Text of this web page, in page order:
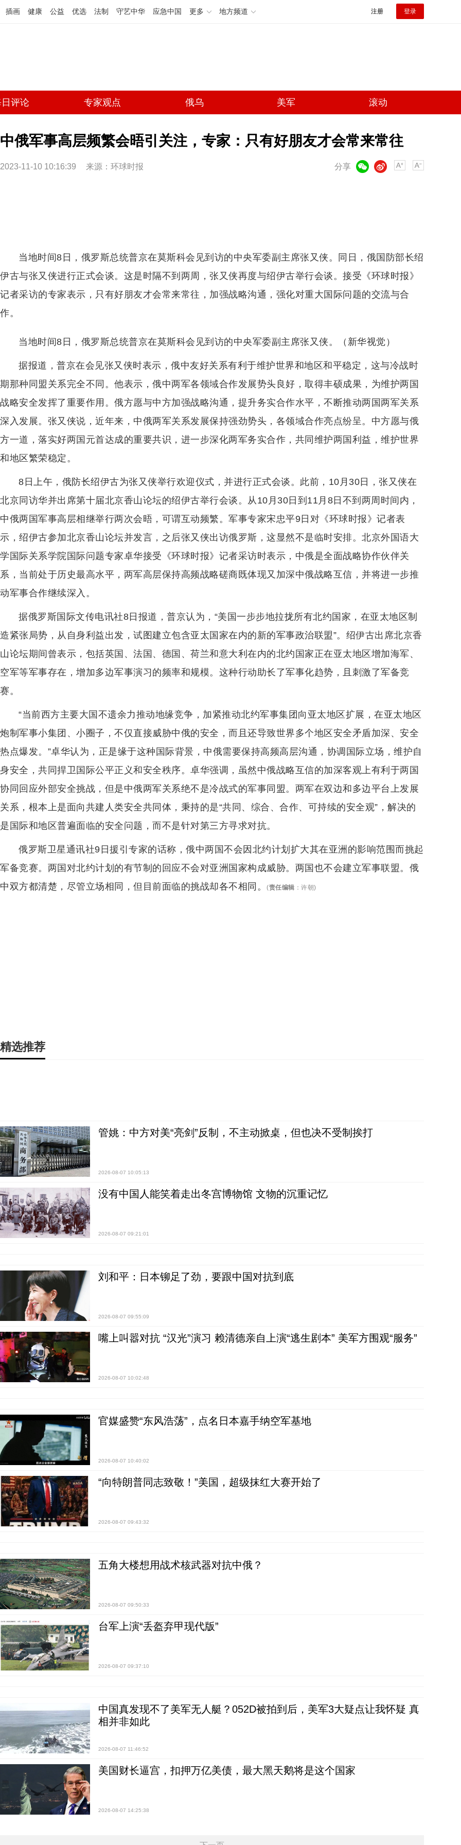
插画 健康 公益 优选 法制 守艺中华 应急中国 更多 地方频道 注册 登录
评论 专家观点 俄乌 美军 滚动
中俄军事高层频繁会晤引关注，专家：只有好朋友才会常来常往
2023-11-10 10:16:39 来源：环球时报 分享
微博
当地时间8日，俄罗斯总统普京在莫斯科会见到访的中央军委副主席张又侠。同日，俄国防部长绍
伊古与张又侠进行正式会谈。这是时隔不到两周，张又侠再度与绍伊古举行会谈。接受《环球时报》
记者采访的专家表示，只有好朋友才会常来常往，加强战略沟通，强化对重大国际问题的交流与合
作。
当地时间8日，俄罗斯总统普京在莫斯科会见到访的中央军委副主席张又侠。（新华视觉）
据报道，普京在会见张又侠时表示，俄中友好关系有利于维护世界和地区和平稳定，这与冷战时
期那种同盟关系完全不同。他表示，俄中两军各领域合作发展势头良好，取得丰硕成果，为维护两国
战略安全发挥了重要作用。俄方愿与中方加强战略沟通，提升务实合作水平，不断推动两国两军关系
深入发展。张又侠说，近年来，中俄两军关系发展保持强劲势头，各领域合作亮点纷呈。中方愿与俄
方一道，落实好两国元首达成的重要共识，进一步深化两军务实合作，共同维护两国利益，维护世界
和地区繁荣稳定。
8日上午，俄防长绍伊古为张又侠举行欢迎仪式，并进行正式会谈。此前，10月30日，张又侠在
北京同访华并出席第十届北京香山论坛的绍伊古举行会谈。从10月30日到11月8日不到两周时间内，
中俄两国军事高层相继举行两次会晤，可谓互动频繁。军事专家宋忠平9日对《环球时报》记者表
示，绍伊古参加北京香山论坛并发言，之后张又侠出访俄罗斯，这显然不是临时安排。北京外国语大
学国际关系学院国际问题专家卓华接受《环球时报》记者采访时表示，中俄是全面战略协作伙伴关
系，当前处于历史最高水平，两军高层保持高频战略磋商既体现又加深中俄战略互信，并将进一步推
动军事合作继续深入。
据俄罗斯国际文传电讯社8日报道，普京认为，“美国一步步地拉拢所有北约国家，在亚太地区制
造紧张局势，从自身利益出发，试图建立包含亚太国家在内的新的军事政治联盟”。绍伊古出席北京香
山论坛期间曾表示，包括英国、法国、德国、荷兰和意大利在内的北约国家正在亚太地区增加海军、
空军等军事存在，增加多边军事演习的频率和规模。这种行动助长了军事化趋势，且刺激了军备竞
赛。
“当前西方主要大国不遗余力推动地缘竞争，加紧推动北约军事集团向亚太地区扩展，在亚太地区
炮制军事小集团、小圈子，不仅直接威胁中俄的安全，而且还导致世界多个地区安全矛盾加深、安全
热点爆发。”卓华认为，正是缘于这种国际背景，中俄需要保持高频高层沟通，协调国际立场，维护自
身安全，共同捍卫国际公平正义和安全秩序。卓华强调，虽然中俄战略互信的加深客观上有利于两国
协同回应外部安全挑战，但是中俄两军关系绝不是冷战式的军事同盟。两军在双边和多边平台上发展
关系，根本上是面向共建人类安全共同体，秉持的是“共同、综合、合作、可持续的安全观”，解决的
是国际和地区普遍面临的安全问题，而不是针对第三方寻求对抗。
俄罗斯卫星通讯社9日援引专家的话称，俄中两国不会因北约计划扩大其在亚洲的影响范围而挑起
军备竞赛。两国对北约计划的有节制的回应不会对亚洲国家构成威胁。两国也不会建立军事联盟。俄
中双方都清楚，尽管立场相同，但目前面临的挑战却各不相同。
(责任编辑 ： 许朝)
精选推荐
管姚：中方对美“亮剑”反制，不主动掀桌，但也决不受制挨打
2026-08-07 10:05:13
没有中国人能笑着走出冬宫博物馆 文物的沉重记忆
2026-08-07 09:21:01
刘和平：日本铆足了劲，要跟中国对抗到底
2026-08-07 09:55:09
嘴上叫嚣对抗 “汉光”演习 赖清德亲自上演“逃生剧本” 美军方围观“服务”
2026-08-07 10:02:48
官媒盛赞“东风浩荡”，点名日本嘉手纳空军基地
2026-08-07 10:40:02
“向特朗普同志致敬！”美国，超级抹红大赛开始了
2026-08-07 09:43:32
五角大楼想用战术核武器对抗中俄？
2026-08-07 09:50:33
台军上演“丢盔弃甲现代版”
2026-08-07 09:37:10
中国真发现不了美军无人艇？052D被拍到后，美军3大疑点让我怀疑 真
相并非如此
2026-08-07 11:46:52
美国财长逼宫，扣押万亿美债，最大黑天鹅将是这个国家
2026-08-07 14:25:38